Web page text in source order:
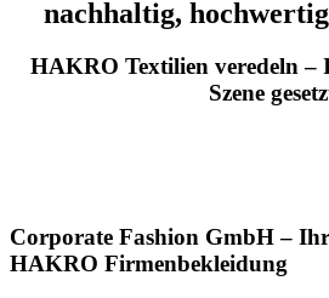
nachhaltig,
HAKRO Textilien veredeln
Szene
Corporate Fashion GmbH –
HAKRO Firmenbekleidung